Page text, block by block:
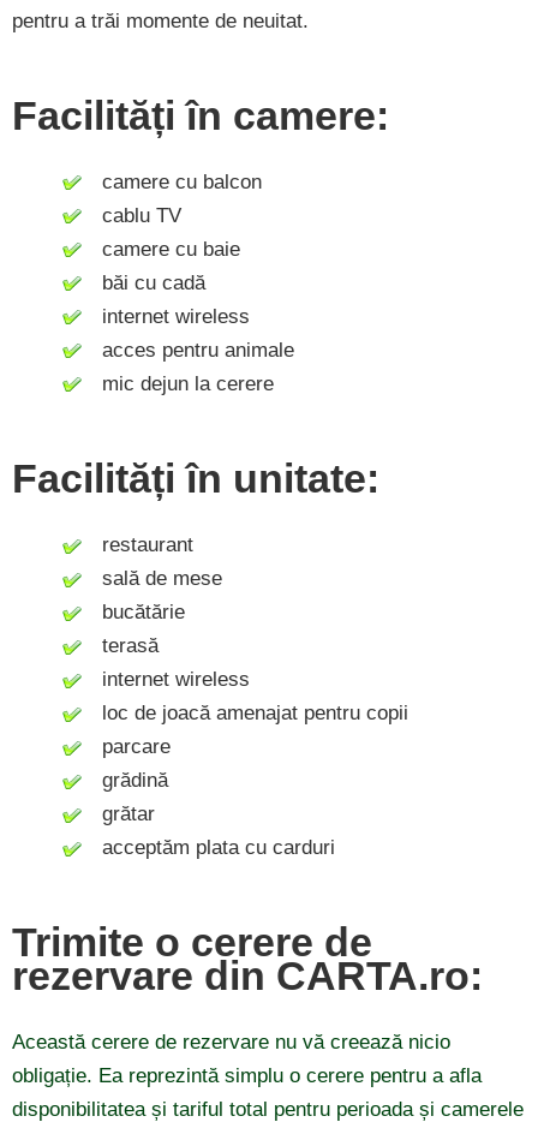
pentru a trăi momente de neuitat.
Facilități în camere:
camere cu balcon
cablu TV
camere cu baie
băi cu cadă
internet wireless
acces pentru animale
mic dejun la cerere
Facilități în unitate:
restaurant
sală de mese
bucătărie
terasă
internet wireless
loc de joacă amenajat pentru copii
parcare
grădină
grătar
acceptăm plata cu carduri
Trimite o cerere de
rezervare din CARTA.ro:
Această cerere de rezervare nu vă creează nicio
obligație. Ea reprezintă simplu o cerere pentru a afla
disponibilitatea și tariful total pentru perioada și camerele